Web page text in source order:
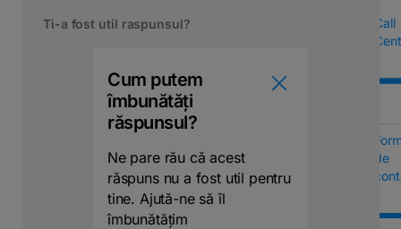
Call
de
Ti-a fost util raspunsul?
Cum putem
îmbunătăți
răspunsul?
Ne pare rău că acest
răspuns nu a fost util pentru
tine. Ajută-ne să îl
îmbunătățim